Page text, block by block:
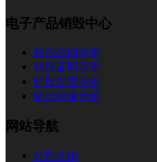
电子产品销毁中心
销毁合同示例
销毁证明示例
销毁发票示例
销毁录像示例
网站导航
公司介绍